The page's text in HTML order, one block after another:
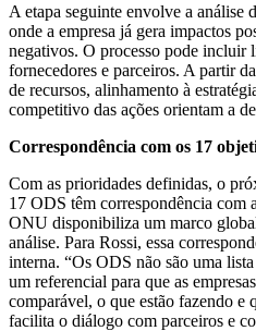
A etapa seguinte envolve a análise
onde a empresa já gera impactos
negativos. O processo pode incluir
fornecedores e parceiros. A partir
de recursos, alinhamento à
competitivo das ações orientam a
Correspondência com os 17
Com as prioridades definidas, o
17 ODS têm correspondência com
ONU disponibiliza um marco
análise. Para Rossi, essa
interna. “Os ODS não são uma
um referencial para que as
comparável, o que estão fazendo e
facilita o diálogo com parceiros e